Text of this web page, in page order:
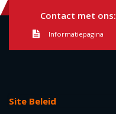
Contact met ons:
Informatiepagina
Site Beleid